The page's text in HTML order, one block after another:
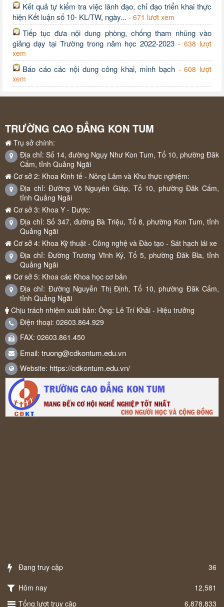
Kết quả tự kiểm tra việc lãnh đạo, chỉ đạo triển khai thực
hiện Kết luận số 10- KL/TW, ngày... - 671 lượt xem
Tiếp tục đưa nội dung phòng, chống tham nhũng vào
giảng dạy tại Trường trong năm học 2022-2023 - 638 lượt
xem
Báo cáo các nội dung công khai, minh bạch - 608 lượt
xem
TRƯỜNG CAO ĐẲNG KON TUM
Trụ sở chính:
Địa chỉ: Số 14, đường Ngụy Như Kon Tum, Tổ 10, phường Đăk
Cấm, tỉnh Quảng Ngãi
Cơ sở 2: Khoa Kinh tế - Nông Lâm và Khu thực nghiệm:
Địa chỉ: Đường Võ Nguyên Giáp, Tổ 10, phường Đăk Cấm,
tỉnh Quảng Ngãi
Cơ sở 3: Khoa Y - Dược:
Địa chỉ: Số 347, đường Bà Triệu, Tổ 8, phường Kon Tum, tỉnh
Quảng Ngãi
Cơ sở 4: Khoa Kỹ thuật - Công nghệ và Đào tạo - Sát hạch lái xe
Địa chỉ: Đường Trương Vĩnh Ký, Tổ 5, phường Đăk Bla, tỉnh
Quảng Ngãi
Cơ sở 5: Khoa các Khoa học cơ bản
Địa chỉ: Đường Nguyễn Thị Định, Tổ 10, phường Đăk Cấm,
tỉnh Quảng Ngãi
Chịu trách nhiệm xuất bản: Ông: Lê Trí Khải - Hiệu trưởng
Điện thoại: 02603.864.929
FAX: 02603.861.450
Email: truong@cdkontum.edu.vn
Website: https://cdkontum.edu.vn/
Đang truy cập 36
Hôm nay
12,581
Tổng lượt truy cập
6,878,833